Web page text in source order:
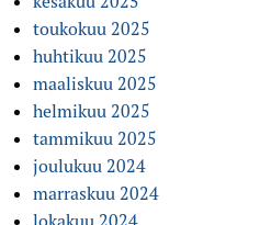
toukokuu 2025
huhtikuu 2025
maaliskuu 2025
helmikuu 2025
tammikuu 2025
joulukuu 2024
marraskuu 2024
lokakuu 2024